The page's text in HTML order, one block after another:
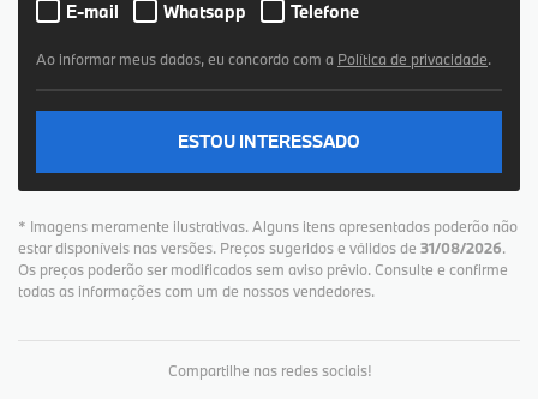
E-mail
Whatsapp Telefone
Ao informar meus dados, eu concordo com a Política de privacidade.
ESTOU INTERESSADO
* Imagens meramente ilustrativas. Alguns itens apresentados poderão não
estar disponíveis nas versões. Preços sugeridos e válidos de 31/08/2026.
Os preços poderão ser modificados sem aviso prévio. Consulte e confirme
todas as informações com um de nossos vendedores.
Compartilhe nas redes sociais!